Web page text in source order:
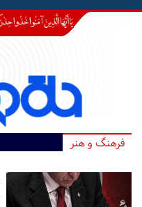
فرهنگ و هنر